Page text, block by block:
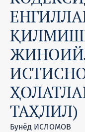
ТАҲЛИЛ)
Бунёд ИСЛОМОВ